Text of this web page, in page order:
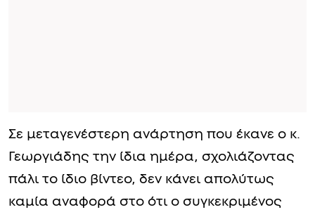
Σε μεταγενέστερη ανάρτηση που έκανε ο κ.
Γεωργιάδης την ίδια ημέρα, σχολιάζοντας
πάλι το ίδιο βίντεο, δεν κάνει απολύτως
καμία αναφορά στο ότι ο συγκεκριμένος